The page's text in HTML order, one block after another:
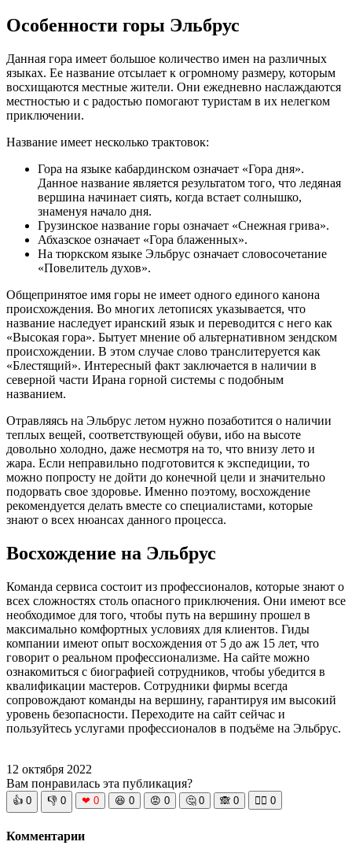
Особенности горы Эльбрус
Данная гора имеет большое количество имен на различных
языках. Ее название отсылает к огромному размеру, которым
восхищаются местные жители. Они ежедневно наслаждаются
местностью и с радостью помогают туристам в их нелегком
приключении.
Название имеет несколько трактовок:
Гора на языке кабардинском означает «Гора дня».
Данное название является результатом того, что ледяная
вершина начинает сиять, когда встает солнышко,
знаменуя начало дня.
Грузинское название горы означает «Снежная грива».
Абхазское означает «Гора блаженных».
На тюркском языке Эльбрус означает словосочетание
«Повелитель духов».
Общепринятое имя горы не имеет одного единого канона
происхождения. Во многих летописях указывается, что
название наследует иранский язык и переводится с него как
«Высокая гора». Бытует мнение об альтернативном зендском
происхождении. В этом случае слово транслитеруется как
«Блестящий». Интересный факт заключается в наличии в
северной части Ирана горной системы с подобным
названием.
Отравляясь на Эльбрус летом нужно позаботится о наличии
теплых вещей, соответствующей обуви, ибо на высоте
довольно холодно, даже несмотря на то, что внизу лето и
жара. Если неправильно подготовится к экспедиции, то
можно попросту не дойти до конечной цели и значительно
подорвать свое здоровье. Именно поэтому, восхождение
рекомендуется делать вместе со специалистами, которые
знают о всех нюансах данного процесса.
Восхождение на Эльбрус
Команда сервиса состоит из профессионалов, которые знают о
всех сложностях столь опасного приключения. Они имеют все
необходимое для того, чтобы путь на вершину прошел в
максимально комфортных условиях для клиентов. Гиды
компании имеют опыт восхождения от 5 до аж 15 лет, что
говорит о реальном профессионализме. На сайте можно
ознакомиться с биографией сотрудников, чтобы убедится в
квалификации мастеров. Сотрудники фирмы всегда
сопровождают команды на вершину, гарантируя им высокий
уровень безопасности. Переходите на сайт сейчас и
пользуйтесь услугами профессионалов в подъёме на Эльбрус.
12 октября 2022
Вам понравилась эта публикация?
👍 0 👎 0 ❤ 0 😆 0 😡 0 🤔 0 🙈 0 🧘‍♀️ 0
Комментарии